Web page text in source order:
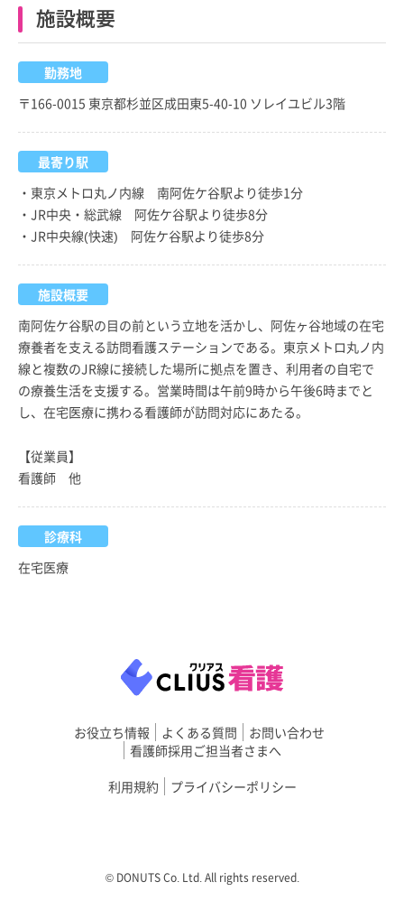
施設概要
勤務地
〒166-0015 東京都杉並区成田東5-40-10 ソレイユビル3階
最寄り駅
・東京メトロ丸ノ内線 南阿佐ケ谷駅より徒歩1分
・JR中央・総武線 阿佐ケ谷駅より徒歩8分
・JR中央線(快速) 阿佐ケ谷駅より徒歩8分
施設概要
南阿佐ケ谷駅の目の前という立地を活かし、阿佐ヶ谷地域の在宅
療養者を支える訪問看護ステーションである。東京メトロ丸ノ内
線と複数のJR線に接続した場所に拠点を置き、利用者の自宅で
の療養生活を支援する。営業時間は午前9時から午後6時までと
し、在宅医療に携わる看護師が訪問対応にあたる。
【従業員】
看護師 他
診療科
在宅医療
お役立ち情報 よくある質問
お問い合わせ
看護師採用ご担当者さまへ
利用規約
プライバシーポリシー
©︎ DONUTS Co. Ltd. All rights reserved.